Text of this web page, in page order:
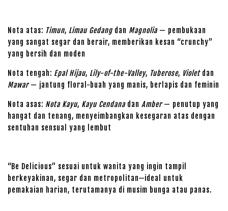
Nota atas: Timun, Limau Gedang dan Magnolia— pembukaan
yang sangat segar dan berair, memberikan kesan “crunchy”
yang bersih dan moden
Nota tengah: Epal Hijau, Lily-of-the-Valley, Tuberose, Violetdan
Mawar— jantung floral-buah yang manis, berlapis dan feminin
Nota asas: Nota Kayu, Kayu Cendanadan Amber— penutup yang
hangat dan tenang, menyeimbangkan kesegaran atas dengan
sentuhan sensual yang lembut
“Be Delicious” sesuai untuk wanita yang ingin tampil
berkeyakinan, segar dan metropolitan—ideal untuk
pemakaian harian, terutamanya di musim bunga atau panas.